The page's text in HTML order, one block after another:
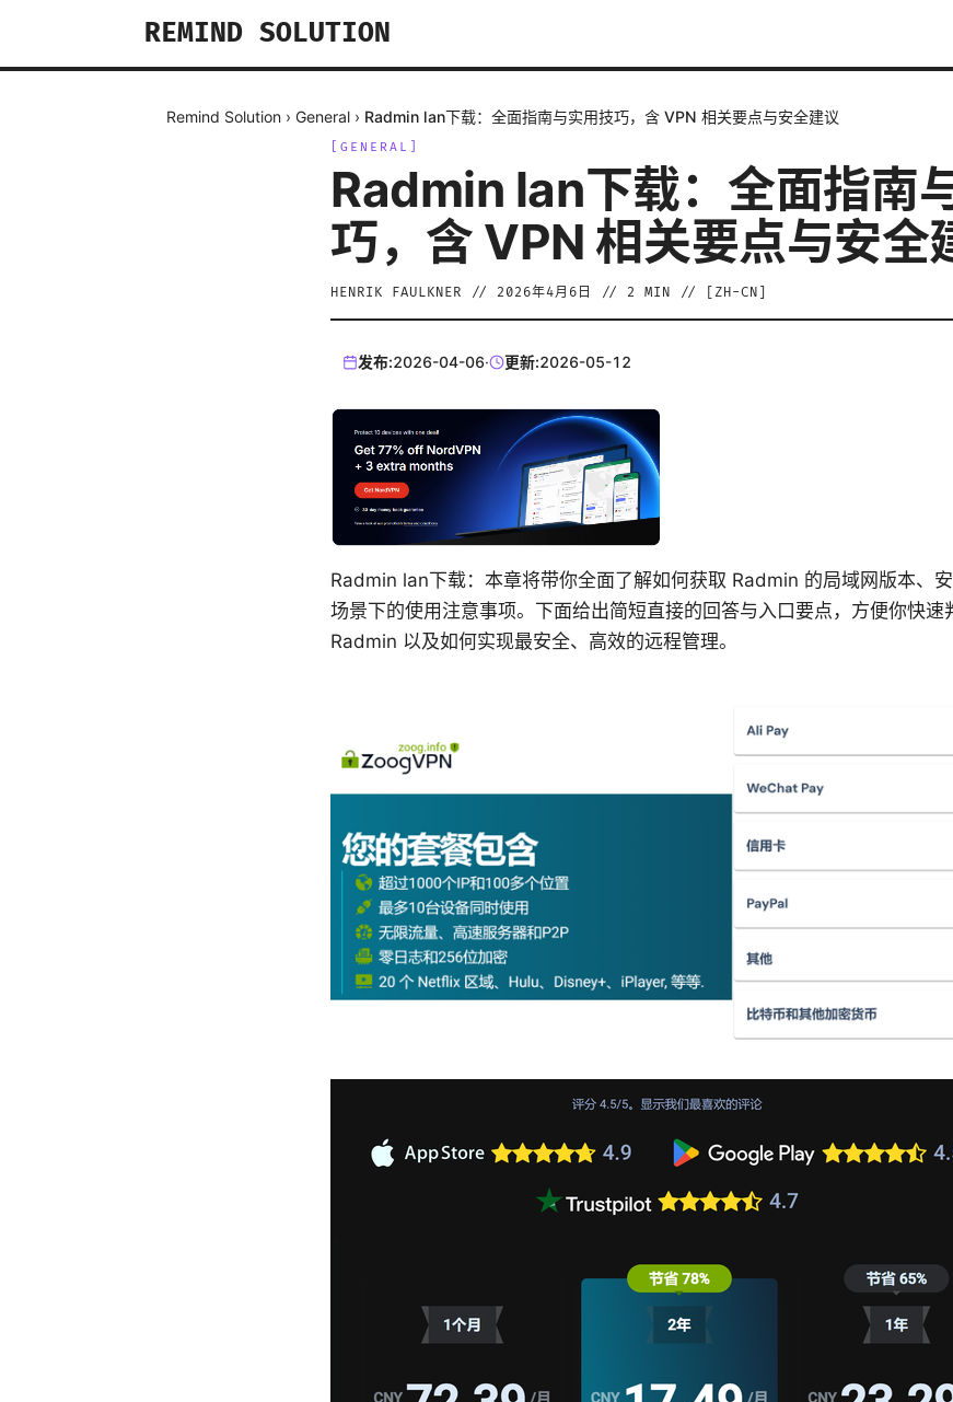
REMIND SOLUTION
Remind Solution › General › Radmin lan下载：全面指南与实用技巧，含 VPN 相关要点与安全建议
GENERAL
Radmin lan下载：全面指南
巧，含 VPN 相关要点与安全
HENRIK FAULKNER // 2026年4月6日 // 2 MIN // [ ZH-CN
发布:2026-04-06· 更新:2026-05-12
Radmin lan下载：本章将带你全面了解如何获取 Radmin 的局域网版本、
场景下的使用注意事项。下面给出简短直接的回答与入口要点，方便你快速
Radmin 以及如何实现最安全、高效的远程管理。